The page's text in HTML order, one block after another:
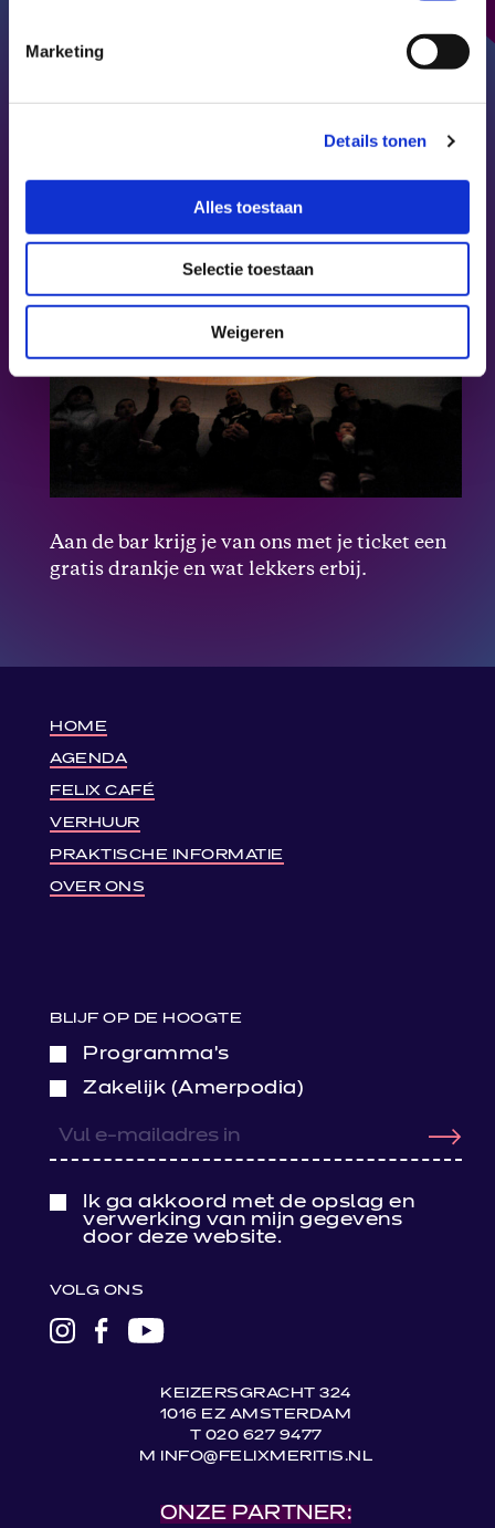
Marketing
Details tonen
Alles toestaan
Selectie toestaan
Weigeren
tickets, drankje erbij, muziek aan, en zitten
triads of quads, het is allemaal welkom!
Want sterrenkunde is hartstikke cool.
Aan de bar krijg je van ons met je ticket een
gratis drankje en wat lekkers erbij.
HOME
AGENDA
FELIX CAFÉ
VERHUUR
PRAKTISCHE INFORMATIE
OVER ONS
BLIJF OP DE HOOGTE
Programma’s
Zakelijk (Amerpodia)
Ik ga akkoord met de opslag en
verwerking van mijn gegevens
door deze website.
VOLG ONS
LINK
LINKLINK
KEIZERSGRACHT 324
1016 EZ AMSTERDAM
T 020 627 9477
M INFO@FELIXMERITIS.NL
ONZE PARTNER: